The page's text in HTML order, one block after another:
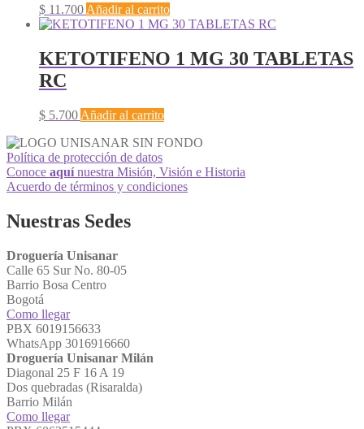
$ 11.700 Añadir al carrito
KETOTIFENO 1 MG 30 TABLETAS
RC
$ 5.700 Añadir al carrito
Política de protección de datos
Conoce aquínuestra Misión, Visión e Historia
Acuerdo de términos y condiciones
Nuestras Sedes
Droguería Unisanar
Calle 65 Sur No. 80-05
Barrio Bosa Centro
Bogotá
Como llegar
PBX 6019156633
WhatsApp 3016916660
Droguería Unisanar Milán
Diagonal 25 F 16 A 19
Dos quebradas (Risaralda)
Barrio Milán
Como llegar